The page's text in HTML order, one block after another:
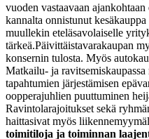
vuoden vastaavaan
kannalta onnistunut
muullekin eteläsavolaiselle
tärkeä.Päivittäistavarakaupan
konsernin tulosta. Myös
Matkailu- ja
tapahtumien järjestämisen
oopperajuhlien puuttuminen
Ravintolarajoitukset sekä
haittasivat myös
toimitiloja ja toiminnan